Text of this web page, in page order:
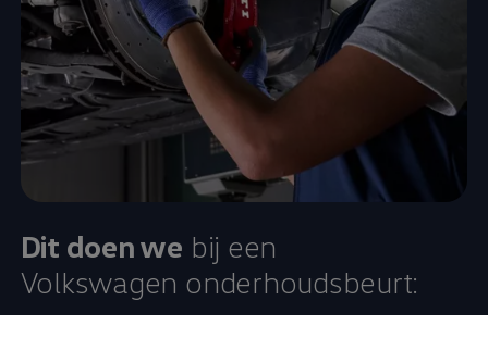
Dit doen we bij een
Volkswagen onderhoudsbeurt: